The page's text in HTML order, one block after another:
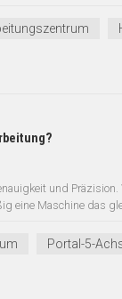
und
eine Maschine das
Portal-5-